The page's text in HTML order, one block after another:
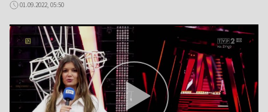
01.09.2022, 05:50